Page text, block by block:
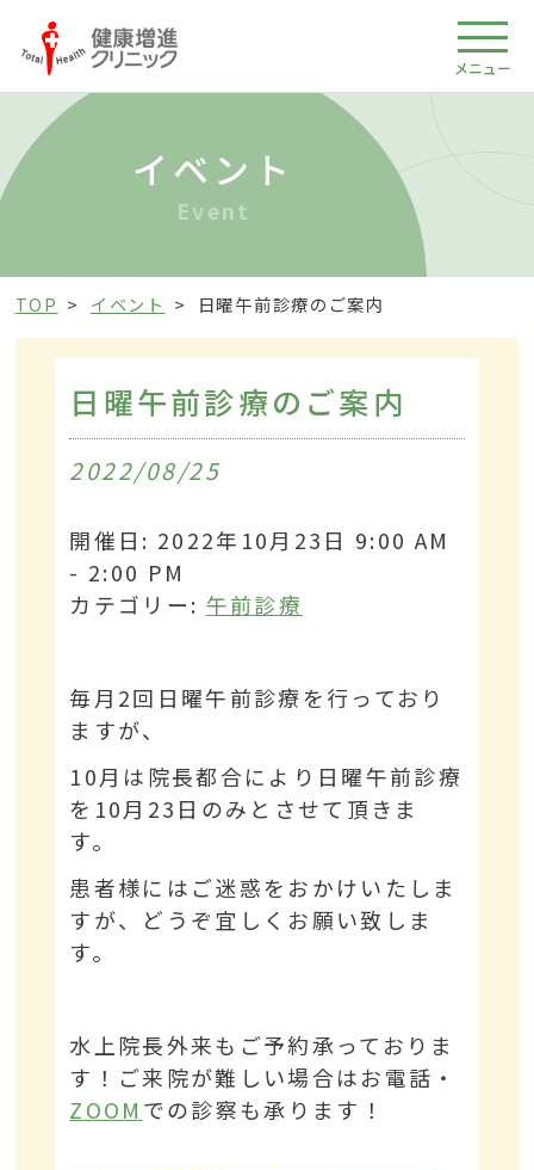
メニュー
イベント
Event
TOP イベント 日曜午前診療のご案内
日曜午前診療のご案内
2022/08/25
開催日: 2022年10月23日 9:00 AM
- 2:00 PM
カテゴリー: 午前診療
毎月2回日曜午前診療を行っており
ますが、
10月は院長都合により日曜午前診療
を10月23日のみとさせて頂きま
す。
患者様にはご迷惑をおかけいたしま
すが、どうぞ宜しくお願い致しま
す。
水上院長外来もご予約承っておりま
す！ご来院が難しい場合はお電話・
ZOOM での診察も承ります！